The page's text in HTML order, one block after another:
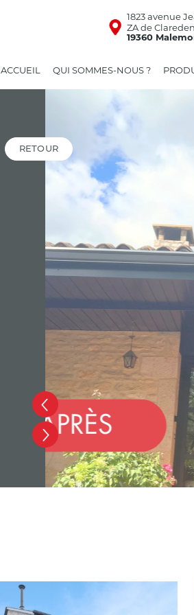
1823 avenue
ZA de
19360
ACCUEIL QUI SOMMES-NOUS ?
RETOUR